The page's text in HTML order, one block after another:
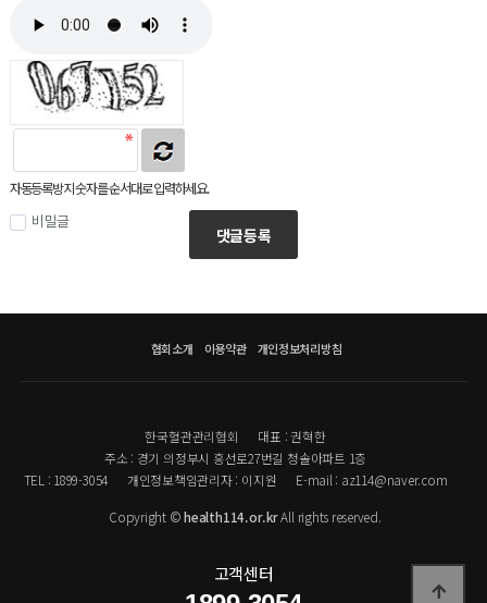
자동등록방지 숫자를 순서대로 입력하세요.
비밀글
댓글등록
협회소개 이용약관 개인정보처리방침
한국혈관관리협회
대표 : 권혁한
주소 : 경기 의정부시 흥선로27번길 청솔아파트 1층
TEL : 1899-3054
개인정보책임관리자 : 이지원
E-mail : az114@naver.com
Copyright ©health114.or.krAll rights reserved.
고객센터